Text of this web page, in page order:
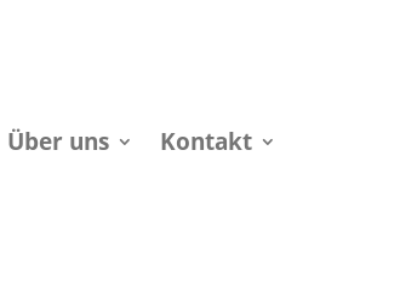
Über uns Kontakt